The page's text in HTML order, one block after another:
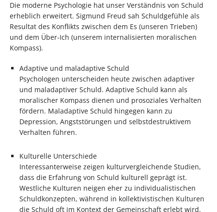
Die moderne Psychologie hat unser Verständnis von Schuld
erheblich erweitert. Sigmund Freud sah Schuldgefühle als
Resultat des Konflikts zwischen dem Es (unseren Trieben)
und dem Über-Ich (unserem internalisierten moralischen
Kompass).
Adaptive und maladaptive Schuld
Psychologen unterscheiden heute zwischen adaptiver
und maladaptiver Schuld. Adaptive Schuld kann als
moralischer Kompass dienen und prosoziales Verhalten
fördern. Maladaptive Schuld hingegen kann zu
Depression, Angststörungen und selbstdestruktivem
Verhalten führen.
Kulturelle Unterschiede
Interessanterweise zeigen kulturvergleichende Studien,
dass die Erfahrung von Schuld kulturell geprägt ist.
Westliche Kulturen neigen eher zu individualistischen
Schuldkonzepten, während in kollektivistischen Kulturen
die Schuld oft im Kontext der Gemeinschaft erlebt wird.